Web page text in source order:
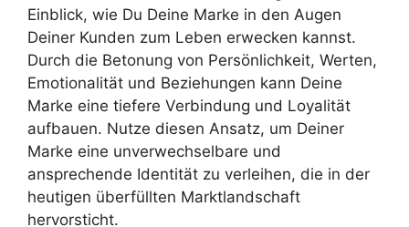
Einblick, wie Du Deine Marke in den Augen
Deiner Kunden zum Leben erwecken kannst.
Durch die Betonung von Persönlichkeit, Werten,
Emotionalität und Beziehungen kann Deine
Marke eine tiefere Verbindung und Loyalität
aufbauen. Nutze diesen Ansatz, um Deiner
Marke eine unverwechselbare und
ansprechende Identität zu verleihen, die in der
heutigen überfüllten Marktlandschaft
hervorsticht.